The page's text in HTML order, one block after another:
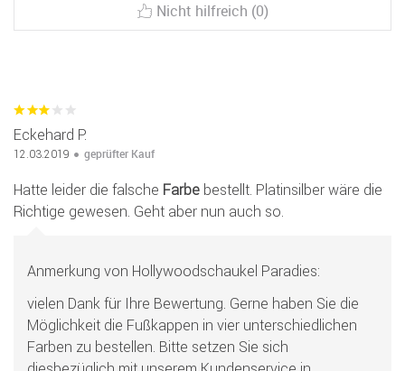
Nicht hilfreich (0)
Eckehard P.
12.03.2019 geprüfter Kauf
Hatte leider die falsche Farbe bestellt. Platinsilber wäre die
Richtige gewesen. Geht aber nun auch so.
Anmerkung von Hollywoodschaukel Paradies:
vielen Dank für Ihre Bewertung. Gerne haben Sie die
Möglichkeit die Fußkappen in vier unterschiedlichen
Farben zu bestellen. Bitte setzen Sie sich